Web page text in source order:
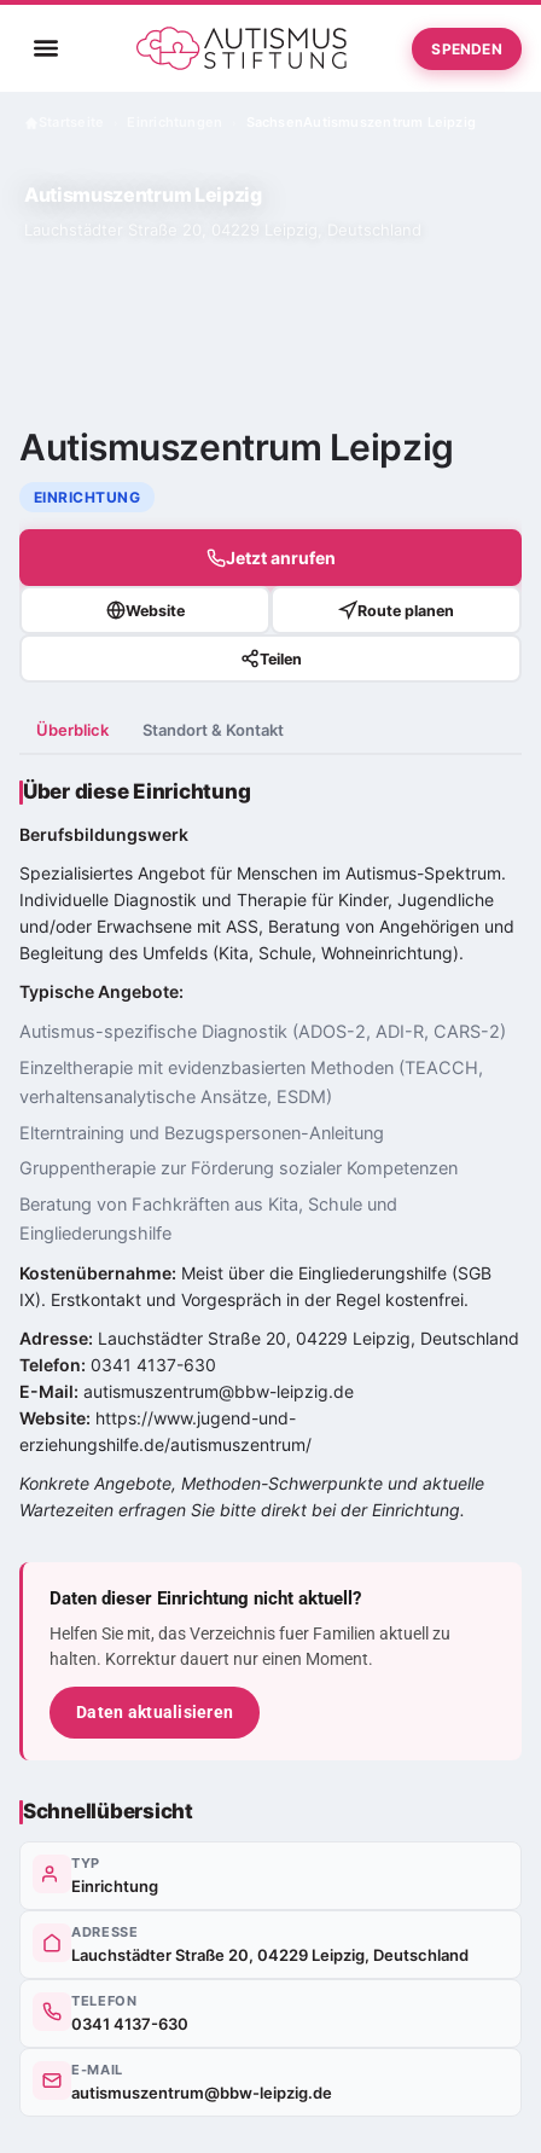
SPENDEN
Autismuszentrum Leipzig
Lauchstädter Straße 20, 04229 Leipzig, Deutschland
Autismuszentrum Leipzig
EINRICHTUNG
Jetzt anrufen
Website Route planen
Teilen
Überblick Standort & Kontakt
Über diese Einrichtung
Berufsbildungswerk
Spezialisiertes Angebot für Menschen im Autismus-Spektrum.
Individuelle Diagnostik und Therapie für Kinder, Jugendliche
und/oder Erwachsene mit ASS, Beratung von Angehörigen und
Begleitung des Umfelds (Kita, Schule, Wohneinrichtung).
Typische Angebote:
Autismus-spezifische Diagnostik (ADOS-2, ADI-R, CARS-2)
Einzeltherapie mit evidenzbasierten Methoden (TEACCH,
verhaltensanalytische Ansätze, ESDM)
Elterntraining und Bezugspersonen-Anleitung
Gruppentherapie zur Förderung sozialer Kompetenzen
Beratung von Fachkräften aus Kita, Schule und
Eingliederungshilfe
Kostenübernahme: Meist über die Eingliederungshilfe (SGB
IX). Erstkontakt und Vorgespräch in der Regel kostenfrei.
Adresse: Lauchstädter Straße 20, 04229 Leipzig, Deutschland
Telefon: 0341 4137-630
E-Mail: autismuszentrum@bbw-leipzig.de
Website: https://www.jugend-und-
erziehungshilfe.de/autismuszentrum/
Konkrete Angebote, Methoden-Schwerpunkte und aktuelle
Wartezeiten erfragen Sie bitte direkt bei der Einrichtung.
Daten dieser Einrichtung nicht aktuell?
Helfen Sie mit, das Verzeichnis fuer Familien aktuell zu
halten. Korrektur dauert nur einen Moment.
Daten aktualisieren
Schnellübersicht
TYP
Einrichtung
ADRESSE
Lauchstädter Straße 20, 04229 Leipzig, Deutschland
TELEFON
0341 4137-630
E-MAIL
autismuszentrum@bbw-leipzig.de